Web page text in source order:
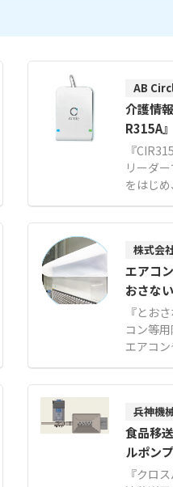
AB
介護情
R315A』
『
リーダ
をはじ
どさま
介護情
認証処
スパワ
や
で使用
術サポ
導入後
【特徴
種ICカ
dowsや
なOS対
技術サポート
●介護情
ンバー
窓口で
株式会
エアコ
おさな
『とお
コン等
エアコ
どにマ
けでき
す。 通
るため
時に塩
ん。 角
加え、
兵神機
食品移
ルポンプ
『クロ